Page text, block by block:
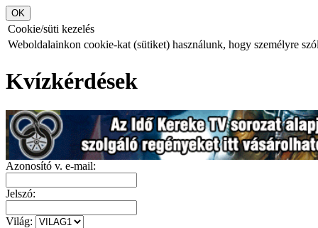
Cookie/süti kezelés
Weboldalainkon cookie-kat (sütiket) használunk, hogy személyre
Kvízkérdések
Azonosító v. e-mail:
Jelszó:
Világ: